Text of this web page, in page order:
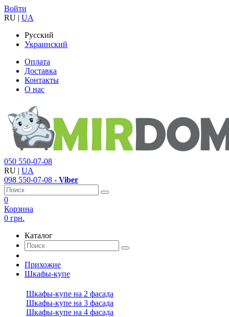
Войти
RU | UA
Русский
Украинский
Оплата
Доставка
Контакты
О нас
050 550-07-08
RU | UA
098 550-07-08 - Viber
0
Корзина
0 грн.
Каталог
Прихожие
Шкафы-купе
Шкафы-купе на 2 фасада
Шкафы-купе на 3 фасада
Шкафы-купе на 4 фасада